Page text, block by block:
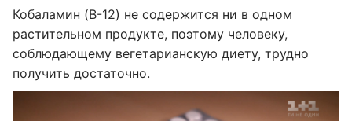
Кобаламин (B-12) не содержится ни в одном
растительном продукте, поэтому человеку,
соблюдающему вегетарианскую диету, трудно
получить достаточно.